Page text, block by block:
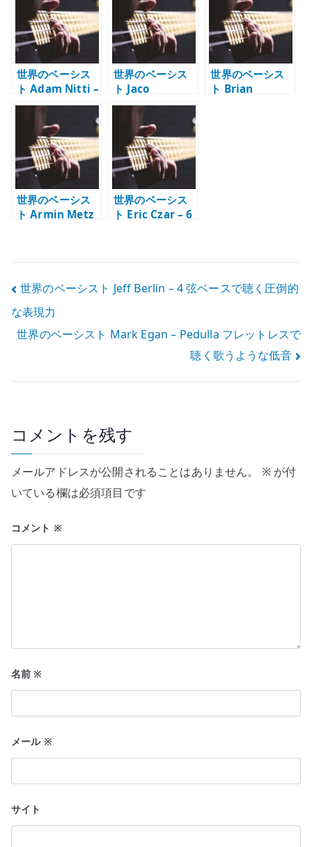
センスの良いベ
ースソロ
く現代フュージ
ョンベース
世界のベーシス
ト Adam Nitti –
6 弦ベースで聴く
ド感
世界のベーシス
ト Jaco
Pastorius –
Tracy で受けた
衝撃
世界のベーシス
ト Brian
世界のベーシス
ト Armin Metz
き来する創作系
世界のベーシス
ト Eric Czar – 6
技巧
投
稿
ナ
ビ
ー
シ
ョ
ン
世界のベーシスト Jeff Berlin – 4 弦ベースで聴く圧倒的
な表現力
世界のベーシスト Mark Egan – Pedulla フレットレスで
聴く歌うような低音
コメントを残す
メールアドレスが公開されることはありません。 ※が付
いている欄は必須項目です
コメント ※
名前※
メール ※
サイト